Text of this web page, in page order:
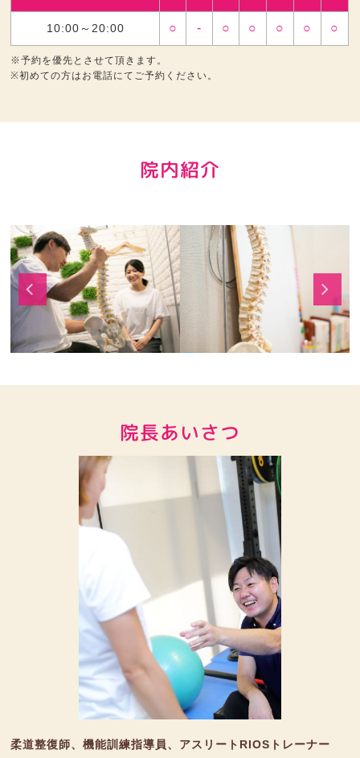
10:00～20:00 ○ - ○ ○ ○ ○ ○
※予約を優先とさせて頂きます。
※初めての方はお電話にてご予約ください。
院内紹介
院長あいさつ
柔道整復師、機能訓練指導員、アスリートRIOSトレーナー